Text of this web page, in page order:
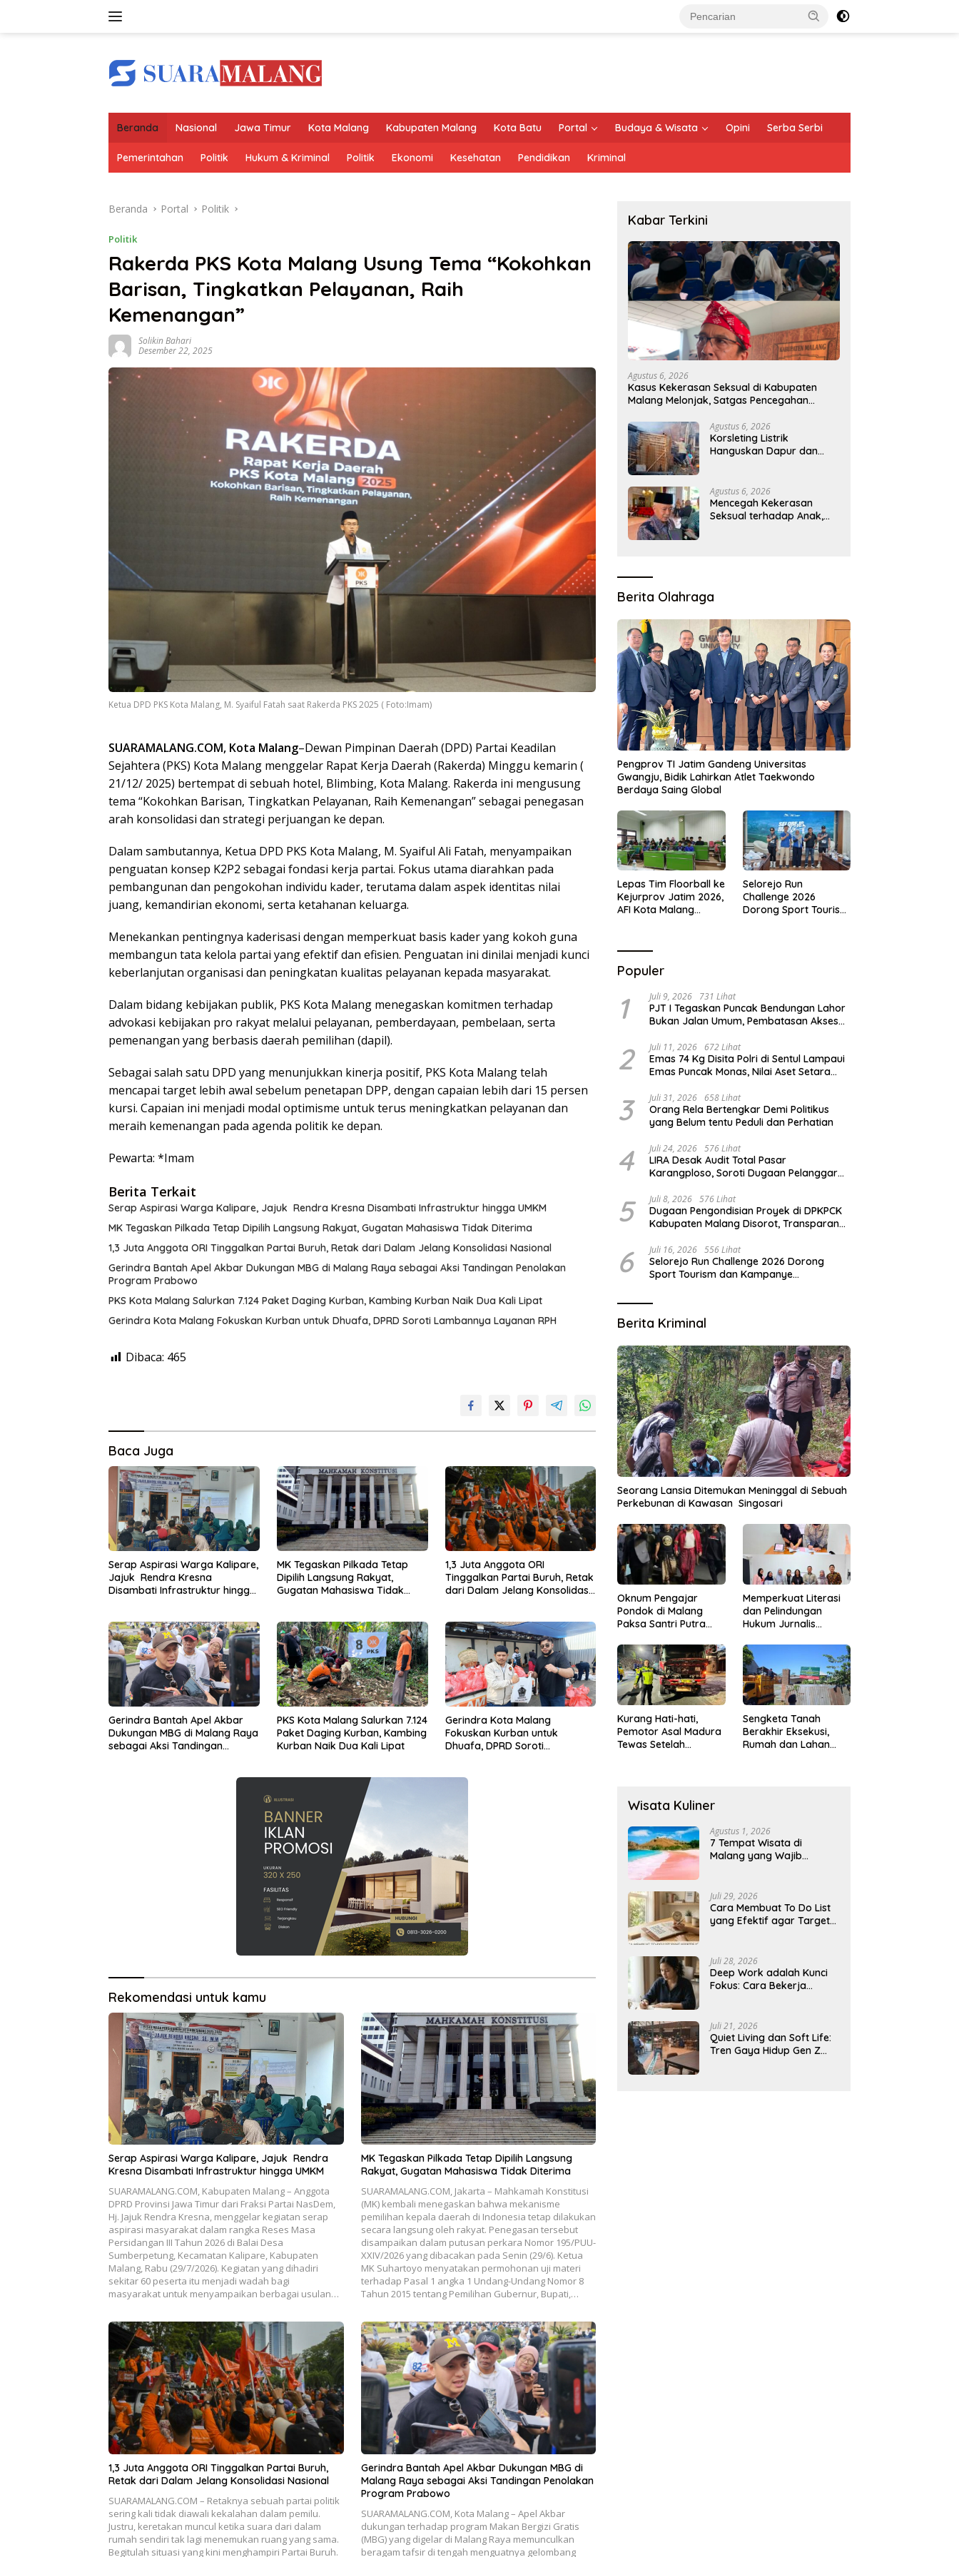
Beranda Nasional Jawa Timur Kota Malang Kabupaten Malang Kota Batu Portal Budaya & Wisata Opini Serba Serbi
Pemerintahan Politik Hukum & Kriminal Politik Ekonomi Kesehatan Pendidikan Kriminal
Beranda Portal Politik
Politik
Rakerda PKS Kota Malang Usung Tema “Kokohkan
Barisan, Tingkatkan Pelayanan, Raih
Kemenangan”
Solikin Bahari
Desember 22, 2025
Ketua DPD PKS Kota Malang, M. Syaiful Fatah saat Rakerda PKS 2025 ( Foto:Imam)
SUARAMALANG.COM, Kota Malang–Dewan Pimpinan Daerah (DPD) Partai Keadilan
Sejahtera (PKS) Kota Malang menggelar Rapat Kerja Daerah (Rakerda) Minggu kemarin (
21/12/ 2025) bertempat di sebuah hotel, Blimbing, Kota Malang. Rakerda ini mengusung
tema “Kokohkan Barisan, Tingkatkan Pelayanan, Raih Kemenangan” sebagai penegasan
arah konsolidasi dan strategi perjuangan ke depan.
Dalam sambutannya, Ketua DPD PKS Kota Malang, M. Syaiful Ali Fatah, menyampaikan
penguatan konsep K2P2 sebagai fondasi kerja partai. Fokus utama diarahkan pada
pembangunan dan pengokohan individu kader, terutama dalam aspek identitas nilai
juang, kemandirian ekonomi, serta ketahanan keluarga.
Menekankan pentingnya kaderisasi dengan memperkuat basis kader yang kokoh guna
membangun tata kelola partai yang efektif dan efisien. Penguatan ini dinilai menjadi kunci
keberlanjutan organisasi dan peningkatan kualitas pelayanan kepada masyarakat.
Dalam bidang kebijakan publik, PKS Kota Malang menegaskan komitmen terhadap
advokasi kebijakan pro rakyat melalui pelayanan, pemberdayaan, pembelaan, serta
pemenangan yang berbasis daerah pemilihan (dapil).
Sebagai salah satu DPD yang menunjukkan kinerja positif, PKS Kota Malang telah
mencapai target lebih awal sebelum penetapan DPP, dengan capaian lebih dari 15 persen
kursi. Capaian ini menjadi modal optimisme untuk terus meningkatkan pelayanan dan
meraih kemenangan pada agenda politik ke depan.
Pewarta: *Imam
Berita Terkait
Serap Aspirasi Warga Kalipare, Jajuk Rendra Kresna Disambati Infrastruktur hingga UMKM
MK Tegaskan Pilkada Tetap Dipilih Langsung Rakyat, Gugatan Mahasiswa Tidak Diterima
1,3 Juta Anggota ORI Tinggalkan Partai Buruh, Retak dari Dalam Jelang Konsolidasi Nasional
Gerindra Bantah Apel Akbar Dukungan MBG di Malang Raya sebagai Aksi Tandingan Penolakan
Program Prabowo
PKS Kota Malang Salurkan 7.124 Paket Daging Kurban, Kambing Kurban Naik Dua Kali Lipat
Gerindra Kota Malang Fokuskan Kurban untuk Dhuafa, DPRD Soroti Lambannya Layanan RPH
Dibaca: 465
Baca Juga
Serap Aspirasi Warga Kalipare,
Jajuk Rendra Kresna
Disambati Infrastruktur hingga
MK Tegaskan Pilkada Tetap
Dipilih Langsung Rakyat,
Gugatan Mahasiswa Tidak
1,3 Juta Anggota ORI
Tinggalkan Partai Buruh, Retak
dari Dalam Jelang Konsolidasi
Gerindra Bantah Apel Akbar
Dukungan MBG di Malang Raya
sebagai Aksi Tandingan
PKS Kota Malang Salurkan 7.124
Paket Daging Kurban, Kambing
Kurban Naik Dua Kali Lipat
Gerindra Kota Malang
Fokuskan Kurban untuk
Dhuafa, DPRD Soroti
Rekomendasi untuk kamu
Serap Aspirasi Warga Kalipare, Jajuk Rendra
Kresna Disambati Infrastruktur hingga UMKM
SUARAMALANG.COM, Kabupaten Malang – Anggota
DPRD Provinsi Jawa Timur dari Fraksi Partai NasDem,
Hj. Jajuk Rendra Kresna, menggelar kegiatan serap
aspirasi masyarakat dalam rangka Reses Masa
Persidangan III Tahun 2026 di Balai Desa
Sumberpetung, Kecamatan Kalipare, Kabupaten
Malang, Rabu (29/7/2026). Kegiatan yang dihadiri
sekitar 60 peserta itu menjadi wadah bagi
masyarakat untuk menyampaikan berbagai usulan…
MK Tegaskan Pilkada Tetap Dipilih Langsung
Rakyat, Gugatan Mahasiswa Tidak Diterima
SUARAMALANG.COM, Jakarta – Mahkamah Konstitusi
(MK) kembali menegaskan bahwa mekanisme
pemilihan kepala daerah di Indonesia tetap dilakukan
secara langsung oleh rakyat. Penegasan tersebut
disampaikan dalam putusan perkara Nomor 195/PUU-
XXIV/2026 yang dibacakan pada Senin (29/6). Ketua
MK Suhartoyo menyatakan permohonan uji materi
terhadap Pasal 1 angka 1 Undang-Undang Nomor 8
Tahun 2015 tentang Pemilihan Gubernur, Bupati,…
1,3 Juta Anggota ORI Tinggalkan Partai Buruh,
Retak dari Dalam Jelang Konsolidasi Nasional
SUARAMALANG.COM – Retaknya sebuah partai politik
sering kali tidak diawali kekalahan dalam pemilu.
Justru, keretakan muncul ketika suara dari dalam
rumah sendiri tak lagi menemukan ruang yang sama.
Begitulah situasi yang kini menghampiri Partai Buruh.
Gerindra Bantah Apel Akbar Dukungan MBG di
Malang Raya sebagai Aksi Tandingan Penolakan
Program Prabowo
SUARAMALANG.COM, Kota Malang – Apel Akbar
dukungan terhadap program Makan Bergizi Gratis
(MBG) yang digelar di Malang Raya memunculkan
beragam tafsir di tengah menguatnya gelombang
Kabar Terkini
Agustus 6, 2026
Kasus Kekerasan Seksual di Kabupaten
Malang Melonjak, Satgas Pencegahan
Agustus 6, 2026
Korsleting Listrik
Hanguskan Dapur dan
Agustus 6, 2026
Mencegah Kekerasan
Seksual terhadap Anak,
Berita Olahraga
Pengprov TI Jatim Gandeng Universitas
Gwangju, Bidik Lahirkan Atlet Taekwondo
Berdaya Saing Global
Lepas Tim Floorball ke
Kejurprov Jatim 2026,
AFI Kota Malang
Selorejo Run
Challenge 2026
Dorong Sport Tourism
Populer
1 Juli 9, 2026 731 Lihat
PJT I Tegaskan Puncak Bendungan Lahor
Bukan Jalan Umum, Pembatasan Akses
2 Juli 11, 2026 672 Lihat
Emas 74 Kg Disita Polri di Sentul Lampaui
Emas Puncak Monas, Nilai Aset Setara
3 Juli 31, 2026 658 Lihat
Orang Rela Bertengkar Demi Politikus
yang Belum tentu Peduli dan Perhatian
4 Juli 24, 2026 576 Lihat
LIRA Desak Audit Total Pasar
Karangploso, Soroti Dugaan Pelanggaran
5 Juli 8, 2026 576 Lihat
Dugaan Pengondisian Proyek di DPKPCK
Kabupaten Malang Disorot, Transparansi
6 Juli 16, 2026 556 Lihat
Selorejo Run Challenge 2026 Dorong
Sport Tourism dan Kampanye
Berita Kriminal
Seorang Lansia Ditemukan Meninggal di Sebuah
Perkebunan di Kawasan Singosari
Oknum Pengajar
Pondok di Malang
Paksa Santri Putra
Memperkuat Literasi
dan Pelindungan
Hukum Jurnalis
Hukumonline
Menyediakan Layanan
AI Gratis
Kurang Hati-hati,
Pemotor Asal Madura
Tewas Setelah
Sengketa Tanah
Berakhir Eksekusi,
Rumah dan Lahan
Wisata Kuliner
Agustus 1, 2026
7 Tempat Wisata di
Malang yang Wajib
Juli 29, 2026
Cara Membuat To Do List
yang Efektif agar Target
Juli 28, 2026
Deep Work adalah Kunci
Fokus: Cara Bekerja
Juli 21, 2026
Quiet Living dan Soft Life:
Tren Gaya Hidup Gen Z